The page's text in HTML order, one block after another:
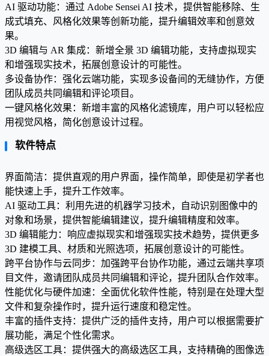
AI 驱动功能：通过 Adobe Sensei AI 技术，提供智能移除、生
成式填充、风格化效果等创新功能，提升编辑效率和创意效
果。
3D 编辑与 AR 集成：新增全景 3D 编辑功能，支持虚拟现实
和增强现实技术，拓展创意设计的可能性。
多设备协作：强化云端功能，实现多设备间的无缝协作，方便
团队成员共同编辑和评论项目。
一键风格化效果：新增丰富的风格化滤镜库，用户可以轻松应
用视觉风格，简化创意设计过程。
软件特点
界面简洁：提供直观的用户界面，操作简单，即使是初学者也
能快速上手，提升工作效率。
AI 驱动工具：利用先进的机器学习技术，自动识别图像中的
对象和场景，提供智能编辑建议，提升编辑精度和效率。
3D 编辑能力：响应虚拟现实和增强现实技术趋势，提供更多
3D 建模工具、材质和光照选项，拓展创意设计的可能性。
跨平台协作与云同步：加强跨平台协作功能，通过云端共享项
目文件，邀请团队成员共同编辑和评论，提升团队合作效率。
性能优化与硬件加速：全面优化软件性能，特别是在处理大型
文件和复杂操作时，提升运行速度和稳定性。
丰富的插件支持：提供广泛的插件支持，用户可以根据需要扩
展功能，满足个性化需求。
高级选区工具：提供强大的高级选区工具，支持精确的图像选